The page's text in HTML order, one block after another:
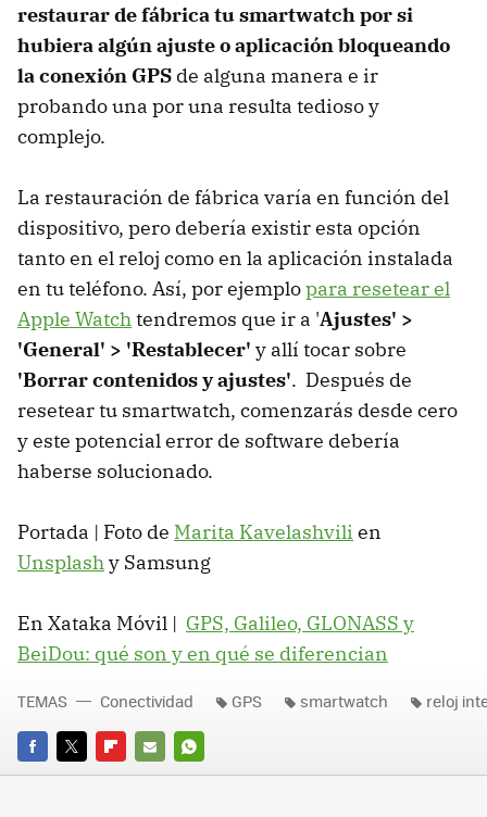
restaurar de fábrica tu smartwatch por si
hubiera algún ajuste o aplicación bloqueando
la conexión GPS de alguna manera e ir
probando una por una resulta tedioso y
complejo.
La restauración de fábrica varía en función del
dispositivo, pero debería existir esta opción
tanto en el reloj como en la aplicación instalada
en tu teléfono. Así, por ejemplopara resetear el
Apple Watchtendremos que ir a 'Ajustes' >
'General' > 'Restablecer' y allí tocar sobre
'Borrar contenidos y ajustes'. Después de
resetear tu smartwatch, comenzarás desde cero
y este potencial error de software debería
haberse solucionado.
Portada | Foto de Marita Kavelashvili en
Unsplashy Samsung
En Xataka Móvil | GPS, Galileo, GLONASS y
BeiDou: qué son y en qué se diferencian
FACEBOOK
TWITTERFLIPBOARD
E-
WHATSAPP
TEMAS Conectividad GPS smartwatch reloj